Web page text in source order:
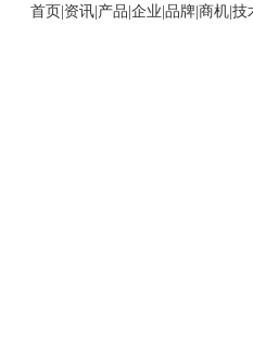
首页 资讯 产品 企业 品牌 商机 技